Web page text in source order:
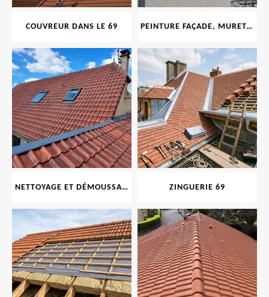
COUVREUR DANS LE 69 PEINTURE FAÇADE, MURET, TOITURE, BOISERIE, FERRONERIE, GOUTTIÈRE 69
NETTOYAGE ET DÉMOUSSAGE DE TOITURE ET FAÇADE 69 ZINGUERIE 69